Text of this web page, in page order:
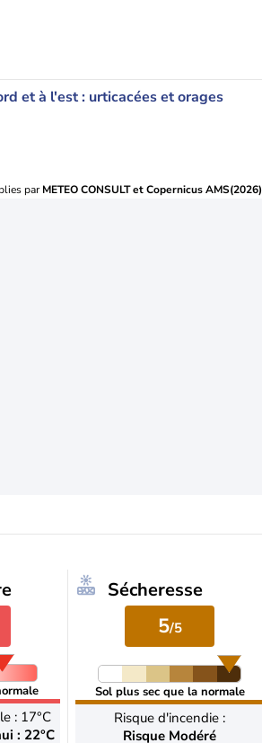
et à l'est : urticacées et orages
parMETEO CONSULT et Copernicus AMS(2026)
: 17°C
: 22°C
Sécheresse
5/5
Sol plus sec que la normale
Risque d'incendie :
Risque Modéré